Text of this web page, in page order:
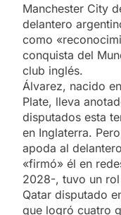
Manchester City
delantero
como
conquista del
club inglés.
Álvarez, nacido
Plate, lleva
disputados esta
en Inglaterra.
apoda al
«firmó» él en
2028-, tuvo un
Qatar disputado
que logró cuatro